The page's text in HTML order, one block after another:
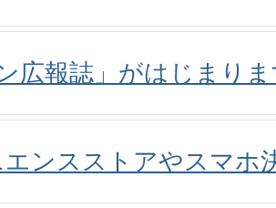
広報誌」がはじまり
ンスストアやスマホ